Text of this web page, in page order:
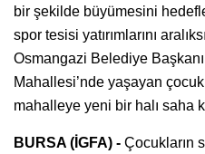
bir şekilde büyümesini
spor tesisi yatırımlarını
Osmangazi Belediye
Mahallesi’nde yaşayan
mahalleye yeni bir halı saha
BURSA (İGFA) - Çocukların